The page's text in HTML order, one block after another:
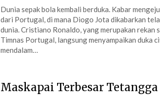
Dunia sepak bola kembali berduka. Kabar
dari Portugal, di mana Diogo Jota dikabarkan
dunia. Cristiano Ronaldo, yang merupakan rekan
Timnas Portugal, langsung menyampaikan duka
mendalam…
Maskapai Terbesar Tetangga